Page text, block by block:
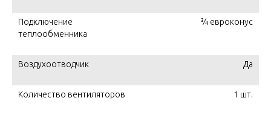
Подключение
теплообменника
¾ евроконус
Воздухоотводчик Да
Количество вентиляторов 1 шт.